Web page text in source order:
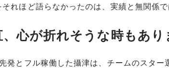
れほど語らなかったのは、実績と無関係で
心が折れそうな時もあり
発とフル稼働した攝津は、チームのスター